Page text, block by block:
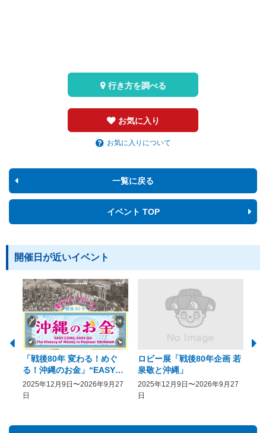
お気に入り
お気に入りについて
行き方を調べる
一覧に戻る
イベント TOP
開催日が近いイベント
「戦後80年 変わる！めぐ
る！沖縄のお金」“EASY
COME, EASY GO － The
History of Money in
2025年12月9日〜2026年9月27
日
ロビー展「戦後80年企画 若
泉敬と沖縄」
2025年12月9日〜2026年9月27
日